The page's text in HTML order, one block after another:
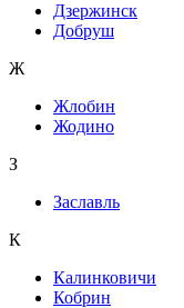
Дзержинск
Добруш
Ж
Жлобин
Жодино
З
Заславль
К
Калинковичи
Кобрин